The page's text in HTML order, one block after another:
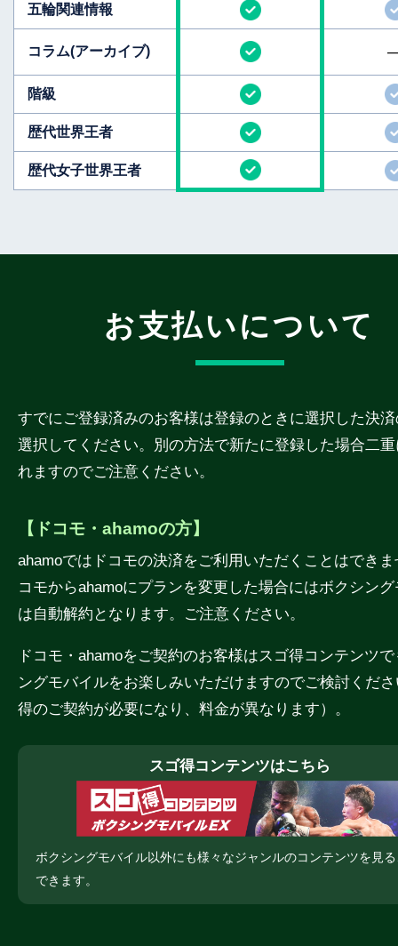
五輪関連情報
コラム(アーカイブ)
階級
歴代世界王者
歴代女子世界王者
お支払いについて
すでにご登録済みのお客様は登録のときに選択した決
選択してください。別の方法で新たに登録した場合二
れますのでご注意ください。
【ドコモ・ahamoの方】
ahamoではドコモの決済をご利用いただくことはでき
コモからahamoにプランを変更した場合にはボクシン
は自動解約となります。ご注意ください。
ドコモ・ahamoをご契約のお客様はスゴ得コンテンツ
ングモバイルをお楽しみいただけますのでご検討くだ
得のご契約が必要になり、料金が異なります）。
スゴ得コンテンツはこちら
ボクシングモバイル以外にも様々なジャンルのコンテンツを見
できます。